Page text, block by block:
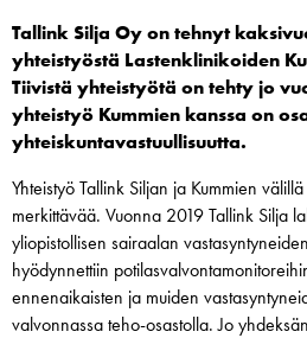
Tallink Silja Oy on tehnyt
yhteistyöstä Lastenklinikoiden
Tiivistä yhteistyötä on tehty jo
yhteistyö Kummien kanssa on
yhteiskuntavastuullisuutta.
Yhteistyö Tallink Siljan ja Kummien
merkittävää. Vuonna 2019 Tallink Silja
yliopistollisen sairaalan
hyödynnettiin
ennenaikaisten ja muiden
valvonnassa teho-osastolla. Jo